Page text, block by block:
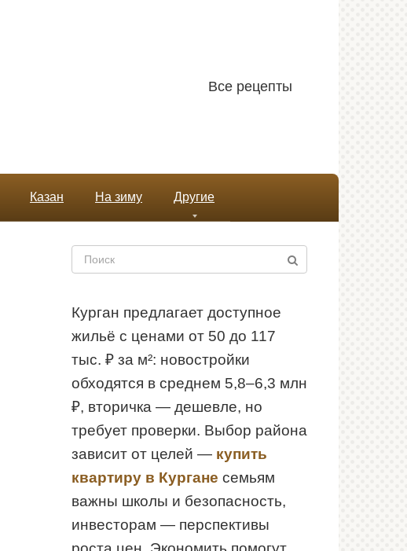
Все рецепты
Казан На зиму Другие
Поиск:
Курган предлагает доступное
жильё с ценами от 50 до 117
тыс. ₽ за м²: новостройки
обходятся в среднем 5,8–6,3 млн
₽, вторичка — дешевле, но
требует проверки. Выбор района
зависит от целей — купить
квартиру в Кургане семьям
важны школы и безопасность,
инвесторам — перспективы